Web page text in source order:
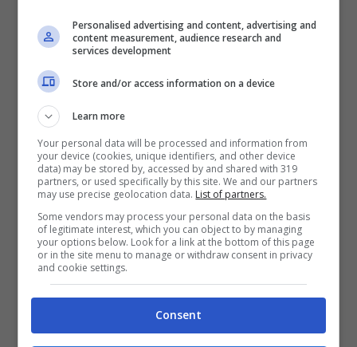
Il cane ha mangiato la stella
di Natale: sintomi
Personalised advertising and content, advertising and
content measurement, audience research and
services development
Store and/or access information on a device
Learn more
Your personal data will be processed and information from
your device (cookies, unique identifiers, and other device
data) may be stored by, accessed by and shared with 319
partners, or used specifically by this site. We and our partners
may use precise geolocation data. List of partners.
Some vendors may process your personal data on the basis
of legitimate interest, which you can object to by managing
your options below. Look for a link at the bottom of this page
or in the site menu to manage or withdraw consent in privacy
and cookie settings.
Consent